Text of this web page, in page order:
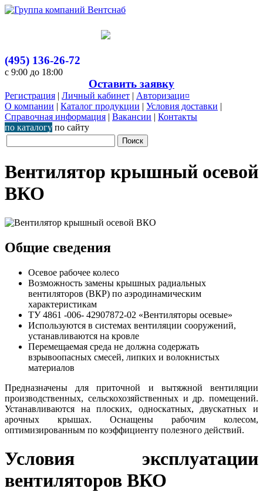
(495) 136-26-72
с 9:00 до 18:00
Оставить заявку
Регистрация | Личный кабинет | Авторизаци¤
О компании | Каталог продукции | Условия доставки |
Справочная информация | Вакансии | Контакты
по каталогу по сайту
Вентилятор крышный осевой
ВКО
Общие сведения
Осевое рабочее колесо
Возможность замены крышных радиальных
вентиляторов (ВКР) по аэродинамическим
характеристикам
ТУ 4861 -006- 42907872-02 «Вентиляторы осевые»
Используются в системах вентиляции сооружений,
устанавливаются на кровле
Перемещаемая среда не должна содержать
взрывоопасных смесей, липких и волокнистых
материалов
Предназначены для приточной и вытяжной вентиляции
производственных, сельскохозяйственных и др. помещений.
Устанавливаются на плоских, односкатных, двускатных и
арочных крышах. Оснащены рабочим колесом,
оптимизированным по коэффициенту полезного действий.
Условия эксплуатации
вентиляторов ВКО